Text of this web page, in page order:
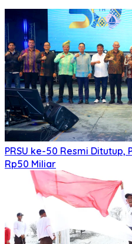
PRSU ke-50 Resmi Ditutup,
Rp50 Miliar